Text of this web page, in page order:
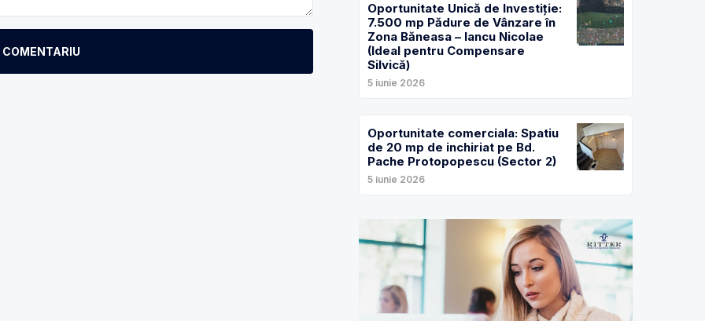
Oportunitate Unică de Investiție:
7.500 mp Pădure de Vânzare în
Zona Băneasa – Iancu Nicolae
(Ideal pentru Compensare
Silvică)
5 iunie 2026
Oportunitate comerciala: Spatiu
de 20 mp de inchiriat pe Bd.
Pache Protopopescu (Sector 2)
5 iunie 2026